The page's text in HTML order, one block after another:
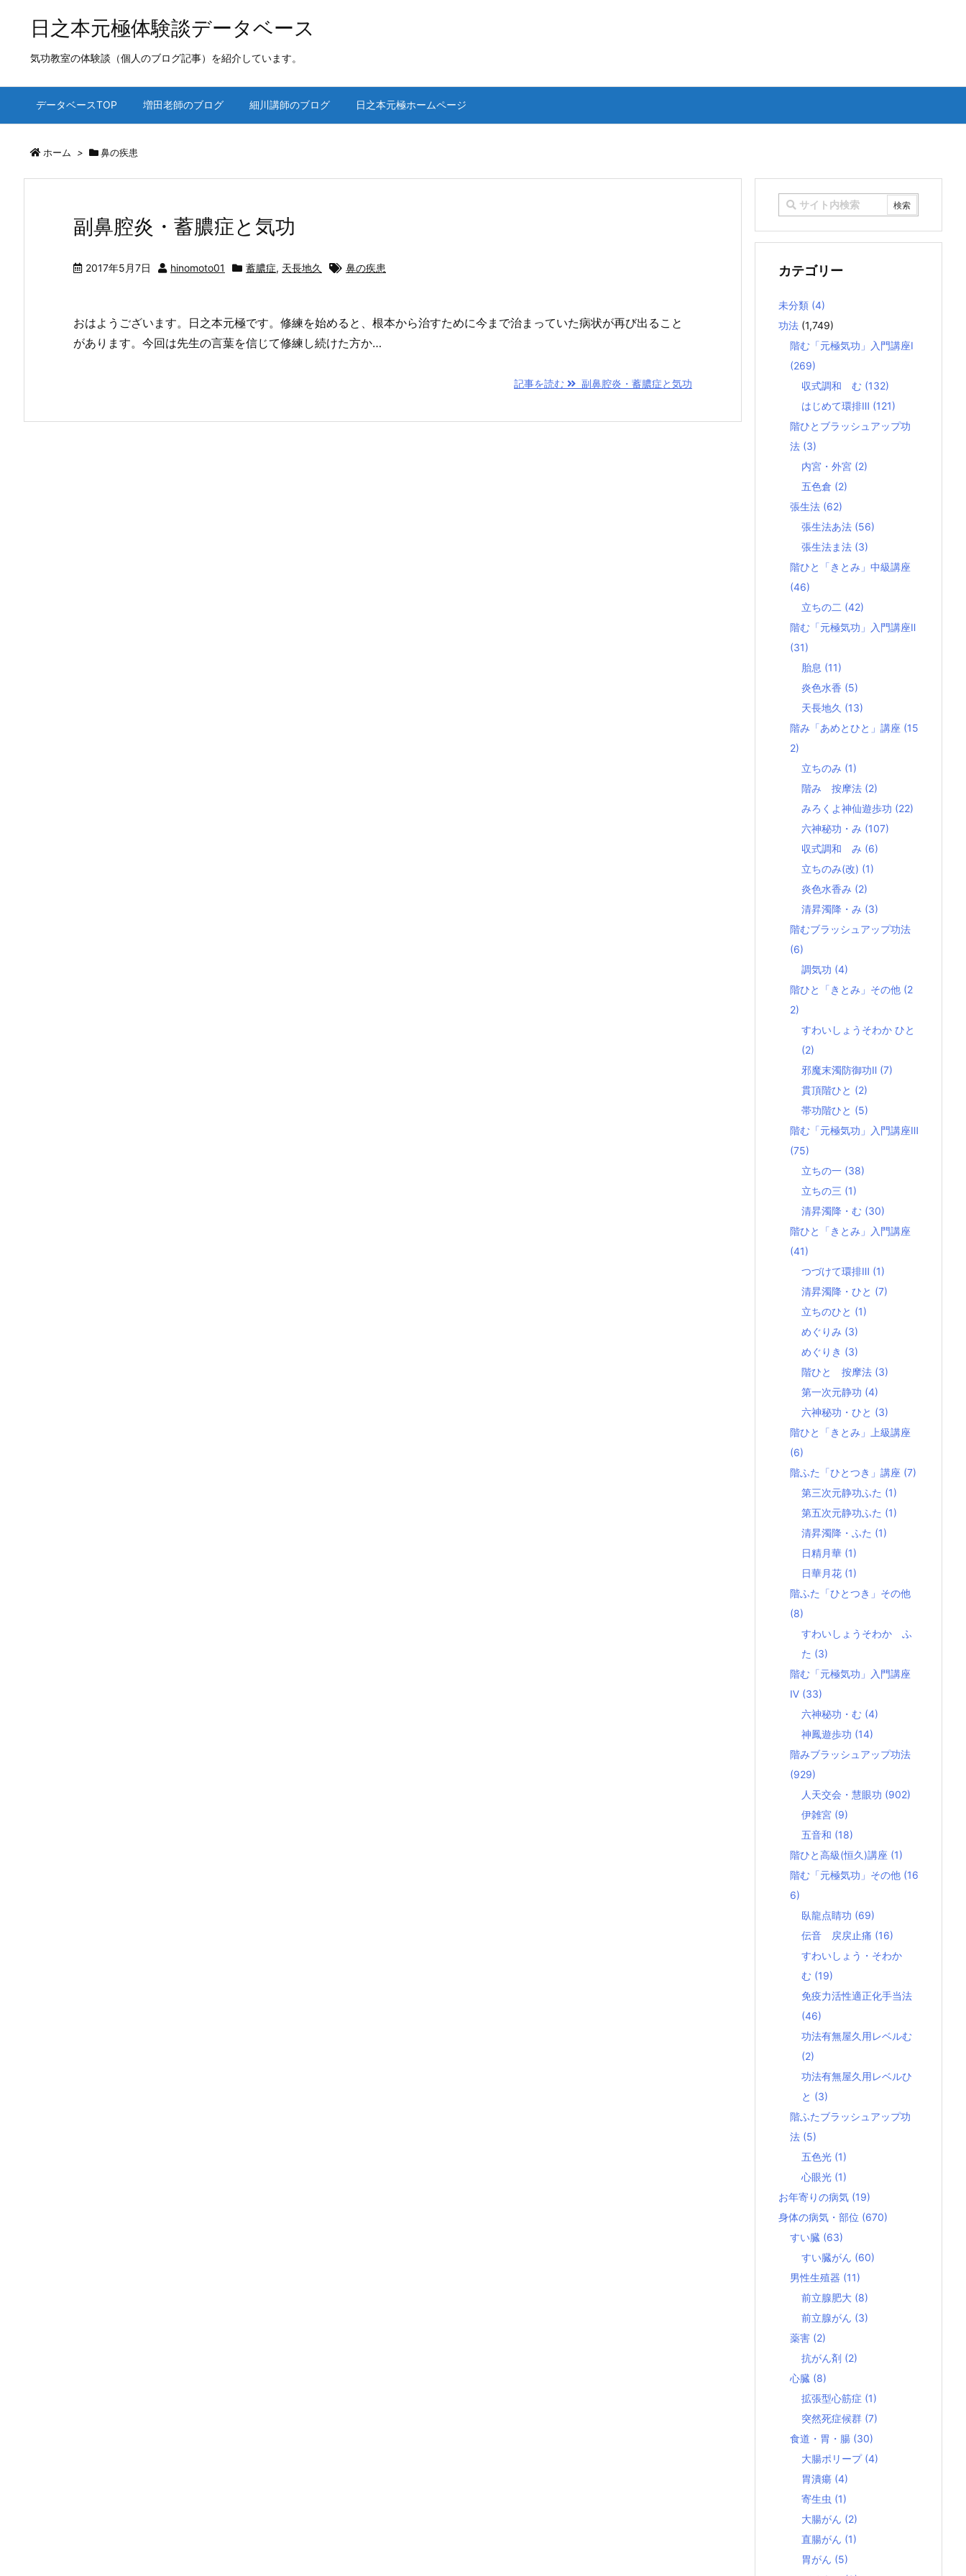
日之本元極体験談データベース
気功教室の体験談（個人のブログ記事）を紹介しています。
データベースTOP 増田老師のブログ 細川講師のブログ 日之本元極ホームページ
ホーム > 鼻の疾患
副鼻腔炎・蓄膿症と気功
2017年5月7日 hinomoto01 蓄膿症, 天長地久 鼻の疾患
おはようございます。日之本元極です。修練を始めると、根本から治すために今まで治まっていた病状が再び出ること
があります。今回は先生の言葉を信じて修練し続けた方か…
記事を読む 副鼻腔炎・蓄膿症と気功
カテゴリー
未分類 (4)
功法 (1,749)
階む「元極気功」入門講座Ⅰ
(269)
収式調和 む (132)
はじめて環排Ⅲ (121)
階ひとブラッシュアップ功
法 (3)
内宮・外宮 (2)
五色倉 (2)
張生法 (62)
張生法あ法 (56)
張生法ま法 (3)
階ひと「きとみ」中級講座
(46)
立ちの二 (42)
階む「元極気功」入門講座Ⅱ
(31)
胎息 (11)
炎色水香 (5)
天長地久 (13)
階み「あめとひと」講座 (15
2)
立ちのみ (1)
階み 按摩法 (2)
みろくよ神仙遊歩功 (22)
六神秘功・み (107)
収式調和 み (6)
立ちのみ(改) (1)
炎色水香み (2)
清昇濁降・み (3)
階むブラッシュアップ功法
(6)
調気功 (4)
階ひと「きとみ」その他 (2
2)
すわいしょうそわか ひと
(2)
邪魔末濁防御功Ⅱ (7)
貫頂階ひと (2)
帯功階ひと (5)
階む「元極気功」入門講座Ⅲ
(75)
立ちの一 (38)
立ちの三 (1)
清昇濁降・む (30)
階ひと「きとみ」入門講座
(41)
つづけて環排Ⅲ (1)
清昇濁降・ひと (7)
立ちのひと (1)
めぐりみ (3)
めぐりき (3)
階ひと 按摩法 (3)
第一次元静功 (4)
六神秘功・ひと (3)
階ひと「きとみ」上級講座
(6)
階ふた「ひとつき」講座 (7)
第三次元静功ふた (1)
第五次元静功ふた (1)
清昇濁降・ふた (1)
日精月華 (1)
日華月花 (1)
階ふた「ひとつき」その他
(8)
すわいしょうそわか ふ
た (3)
階む「元極気功」入門講座
Ⅳ (33)
六神秘功・む (4)
神鳳遊歩功 (14)
階みブラッシュアップ功法
(929)
人天交会・慧眼功 (902)
伊雑宮 (9)
五音和 (18)
階ひと高級(恒久)講座 (1)
階む「元極気功」その他 (16
6)
臥龍点睛功 (69)
伝音 戻戻止痛 (16)
すわいしょう・そわか
む (19)
免疫力活性適正化手当法
(46)
功法有無屋久用レベルむ
(2)
功法有無屋久用レベルひ
と (3)
階ふたブラッシュアップ功
法 (5)
五色光 (1)
心眼光 (1)
お年寄りの病気 (19)
身体の病気・部位 (670)
すい臓 (63)
すい臓がん (60)
男性生殖器 (11)
前立腺肥大 (8)
前立腺がん (3)
薬害 (2)
抗がん剤 (2)
心臓 (8)
拡張型心筋症 (1)
突然死症候群 (7)
食道・胃・腸 (30)
大腸ポリープ (4)
胃潰瘍 (4)
寄生虫 (1)
大腸がん (2)
直腸がん (1)
胃がん (5)